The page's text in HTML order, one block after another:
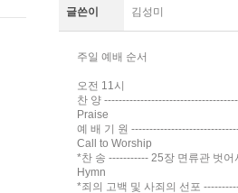
글쓴이 김성미
주일 예배 순서
오전 11시
찬 양
Praise
예 배 기 원
Call to Worship
*찬 송 ----------- 25장 면류관 벗
Hymn
*죄의 고백 및 사죄의 선포